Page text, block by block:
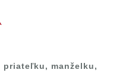
priateľku, manželku,